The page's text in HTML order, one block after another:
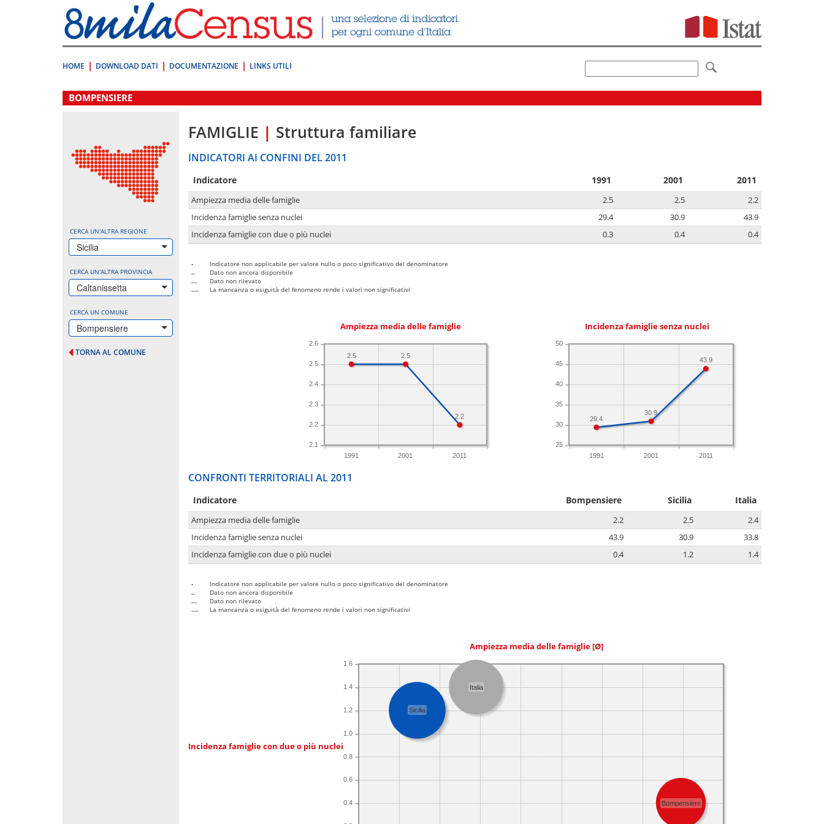
direttamente
a:
Contenuto
HOME DOWNLOAD DATI DOCUMENTAZIONE LINKS UTILI
.
BOMPENSIERE
CERCA UN'ALTRA REGIONE
Sicilia
CERCA UN'ALTRA PROVINCIA
Caltanissetta
CERCA UN COMUNE
Bompensiere
TORNA AL COMUNE
FAMIGLIE | Struttura familiare
INDICATORI AI CONFINI DEL 2011
Indicatore 1991 2001 2011
Ampiezza media delle famiglie 2.5 2.5
2.2
Incidenza famiglie senza nuclei
29.4 30.9
43.9
Incidenza famiglie con due o più nuclei
0.3 0.4 0.4
-
Indicatore non applicabile per valore nullo o poco significativo del denominatore
..
Dato non ancora disponibile
...
Dato non rilevato
....
La mancanza o esiguità del fenomeno rende i valori non significativi
Ampiezza media delle famiglie
1991 2001 2011
2.1
2.2
2.3
2.4
2.5
2.6
2.2
2.5
2.5
Incidenza famiglie senza nuclei
1991 2001 2011
25
30
35
40
45
50
43.9
30.9
29.4
CONFRONTI TERRITORIALI AL 2011
Indicatore Bompensiere Sicilia Italia
Ampiezza media delle famiglie 2.2 2.5
2.4
Incidenza famiglie senza nuclei
43.9 30.9
33.8
Incidenza famiglie con due o più nuclei
0.4 1.2 1.4
-
Indicatore non applicabile per valore nullo o poco significativo del denominatore
..
Dato non ancora disponibile
...
Dato non rilevato
....
La mancanza o esiguità del fenomeno rende i valori non significativi
Ampiezza media delle famiglie [Ø]
Incidenza famiglie con due o più nuclei
0.4
0.6
0.8
1.0
1.2
1.4
1.6
Sicilia
Italia
Bompensiere